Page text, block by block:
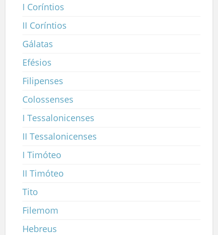
I Coríntios
II Coríntios
Gálatas
Efésios
Filipenses
Colossenses
I Tessalonicenses
II Tessalonicenses
I Timóteo
II Timóteo
Tito
Filemom
Hebreus